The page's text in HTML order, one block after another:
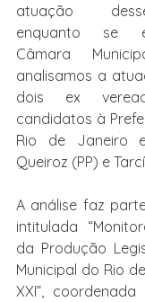
atuação
enquanto se
Câmara
analisamos a
dois ex
candidatos à
Rio de Janeiro
Queiroz (PP) e
A análise faz
intitulada
da Produção
Municipal do Rio
XXI”,